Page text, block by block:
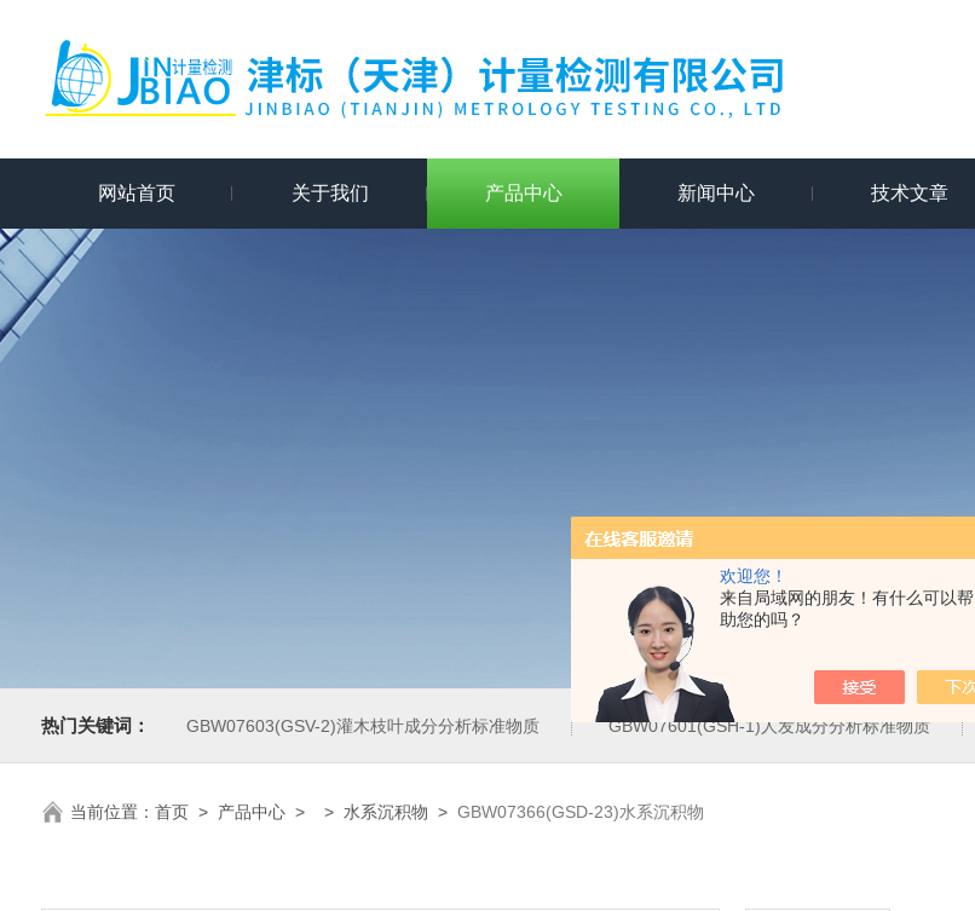
欢迎您！
来自局域网的朋友！有什么可以帮
助您的吗？
网站首页 关于我们 产品中心 新闻中心 技术文章
热门关键词： GBW07603(GSV-2)灌木枝叶成分分析标准物质 GBW07601(GSH-1)人发成分分析标准物质
当前位置： 首页> 产品中心> > 水系沉积物 > GBW07366(GSD-23)水系沉积物